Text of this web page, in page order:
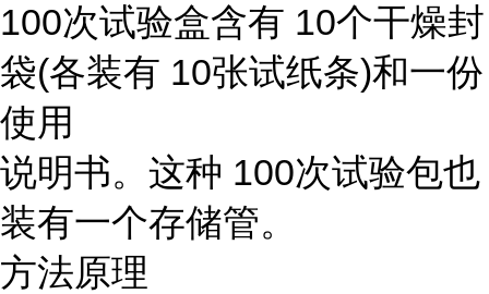
100次试验盒含有 10个干燥封
袋(各装有 10张试纸条)和一份
使用
说明书。这种 100次试验包也
装有一个存储管。
方法原理